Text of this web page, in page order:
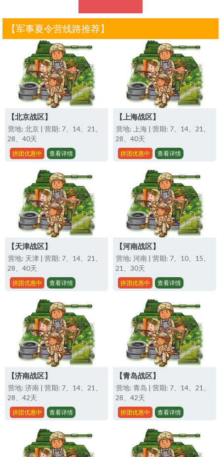
【军事夏令营线路推荐】
【北京战区】
营地: 北京 | 营期: 7、14、21、
28、40天
拼团优惠中 查看详情
【上海战区】
营地: 上海 | 营期: 7、14、21、
28、40天
拼团优惠中 查看详情
【天津战区】
营地: 天津 | 营期: 7、14、21、
28、40天
拼团优惠中 查看详情
【河南战区】
营地: 河南 | 营期: 7、10、15、
21、30天
拼团优惠中 查看详情
【济南战区】
营地: 济南 | 营期: 7、14、21、
28、42天
拼团优惠中 查看详情
【青岛战区】
营地: 青岛 | 营期: 7、14、21、
28、42天
拼团优惠中 查看详情